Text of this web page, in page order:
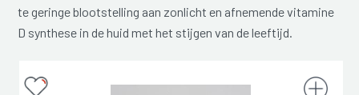
te geringe blootstelling aan zonlicht en afnemende vitamine
D synthese in de huid met het stijgen van de leeftijd.